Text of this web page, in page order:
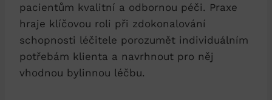
pacientům kvalitní a odbornou péči. Praxe
hraje klíčovou roli při zdokonalování
schopnosti léčitele porozumět individuálním
potřebám klienta a navrhnout pro něj
vhodnou bylinnou léčbu.